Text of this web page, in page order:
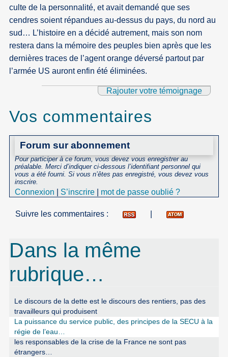
culte de la personnalité, et avait demandé que ses
cendres soient répandues au-dessus du pays, du nord au
sud… L’histoire en a décidé autrement, mais son nom
restera dans la mémoire des peuples bien après que les
dernières traces de l’agent orange déversé partout par
l’armée US auront enfin été éliminées.
Rajouter votre témoignage
Vos commentaires
Forum sur abonnement
Pour participer à ce forum, vous devez vous enregistrer au
préalable. Merci d’indiquer ci-dessous l’identifiant personnel qui
vous a été fourni. Si vous n’êtes pas enregistré, vous devez vous
inscrire.
Connexion S’inscrire mot de passe oublié ?
Suivre les commentaires :
Dans la même
rubrique…
Le discours de la dette est le discours des rentiers, pas des
travailleurs qui produisent
La puissance du service public, des principes de la SECU à la
régie de l’eau…
les responsables de la crise de la France ne sont pas
étrangers…